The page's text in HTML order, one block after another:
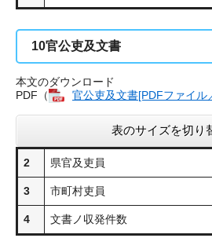
10官公吏及文書
本文のダウンロード
PDF（
官公吏及文書[PDFファイル
表のサイズを切り
2 県官及吏員
3 市町村吏員
4 文書ノ収発件数